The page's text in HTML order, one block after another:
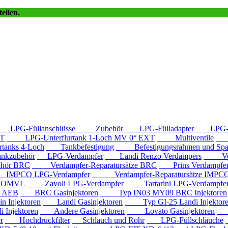
Füllanschlüsse Zubehör LPG-Fülladapter
LPG-
LPG-Unterflurtank 1-Loch MV 0° EXT Multiventile
4-Loch
Tankbefestigung
Befestigungsrahmen und
LPG-Verdampfer Landi Renzo Verdampers
BRC
Verdampfer-Reparatursätze BRC
Prins
LPG-Verdampfer
Verdampfer-Reparatursätze
Zavoli LPG-Verdampfer
Tartarini LPG-
BRC Gasinjektoren
Typ IN03 MY09 BRC Injektoren
Landi Gasinjektoren
Typ GI-25 Landi
Andere Gasinjektoren Lovato Gasinjektoren
Hochdruckfilter Schlauch und Rohr LPG-Füllschläuche